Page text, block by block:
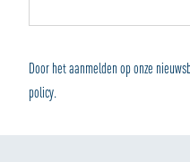
Door het aanmelden op onze
policy.